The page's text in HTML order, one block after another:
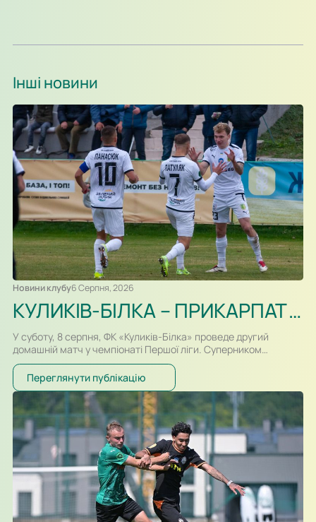
Інші новини
Новини клубу6 Серпня, 2026
КУЛИКІВ-БІЛКА – ПРИКАРПАТТЯ-БЛАГО. ПРЕВ’Ю, ВІДЕОТРАНСЛЯЦІЯ
У суботу, 8 серпня, ФК «Куликів-Білка» проведе другий
домашній матч у чемпіонаті Першої ліги. Суперником
команди Сергія Атласюка стане івано-франківське
«Прикарпаття-Благо». Поєдинок на «Арені Куликів»
розпочнеться о 16:30. Для суперників це буде перша
офіційна зустріч в історії. Раніше команди перетиналися
лише у контрольних матчах. Старт сезону для команд
вийшов різним. Новачок Першої ліги «Куликів-Білка» у…
Переглянути публікацію